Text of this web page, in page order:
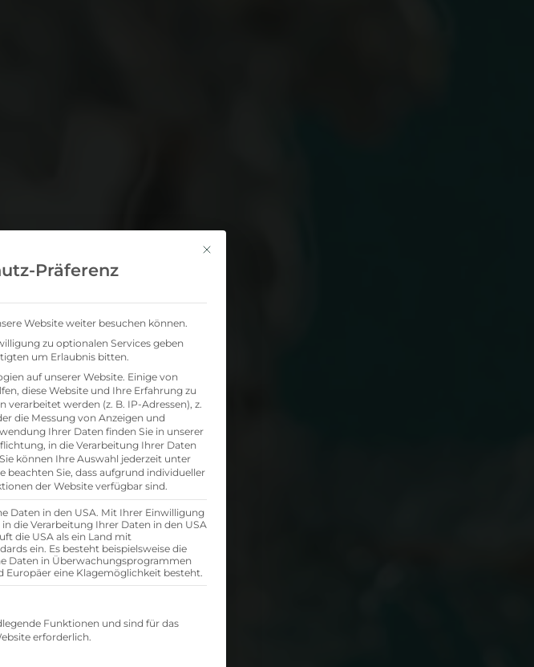
Präferenz
Website weiter besuchen können.
zu optionalen Services geben
um Erlaubnis bitten.
auf unserer Website. Einige von
diese Website und Ihre Erfahrung zu
verarbeitet werden (z. B. IP-Adressen), z.
die Messung von Anzeigen und
Ihrer Daten finden Sie in unserer
in die Verarbeitung Ihrer Daten
Sie können Ihre Auswahl jederzeit unter
beachten Sie, dass aufgrund individueller
der Website verfügbar sind.
Daten in den USA. Mit Ihrer Einwilligung
die Verarbeitung Ihrer Daten in den USA
die USA als ein Land mit
ein. Es besteht beispielsweise die
Daten in Überwachungsprogrammen
Europäer eine Klagemöglichkeit besteht.
für die eine Einwilligung erteilt werden kann. Die erste Service-
Funktionen und sind für das
erforderlich.